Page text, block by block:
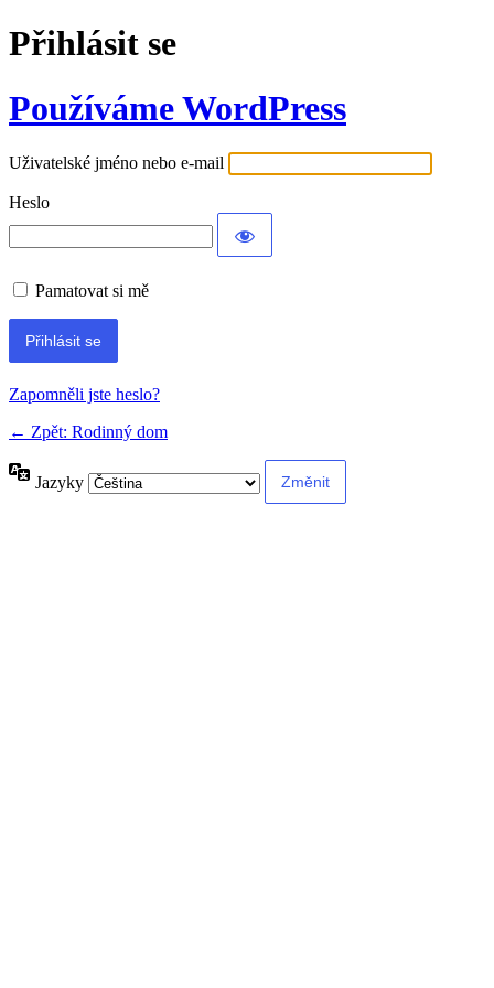
Přihlásit se
Používáme WordPress
Uživatelské jméno nebo e-mail
Heslo
Pamatovat si mě
Alternative:
Zapomněli jste heslo?
← Zpět: Rodinný dom
Jazyky